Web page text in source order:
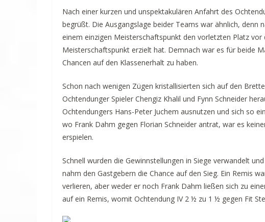
Nach einer kurzen und unspektakulären Anfahrt des
begrüßt. Die Ausgangslage beider Teams war ähnlich, denn
einem einzigen Meisterschaftspunkt den vorletzten Platz vor
Meisterschaftspunkt erzielt hat. Demnach war es für beide
Chancen auf den Klassenerhalt zu haben.
Schon nach wenigen Zügen kristallisierten sich auf den
Ochtendunger Spieler Chengiz Khalil und Fynn Schneider
Ochtendungers Hans-Peter Juchem ausnutzen und sich so
wo Frank Dahm gegen Florian Schneider antrat, war es
erspielen.
Schnell wurden die Gewinnstellungen in Siege verwandelt
nahm den Gastgebern die Chance auf den Sieg. Ein Remis
verlieren, aber weder er noch Frank Dahm ließen sich zu
auf ein Remis, womit Ochtendung IV 2 ½ zu 1 ½ gegen Fit